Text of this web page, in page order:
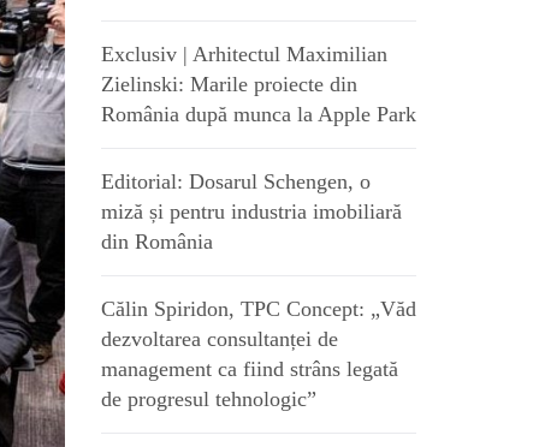
Exclusiv | Arhitectul Maximilian
Zielinski: Marile proiecte din
România după munca la Apple Park
Editorial: Dosarul Schengen, o
miză și pentru industria imobiliară
din România
Călin Spiridon, TPC Concept: „Văd
dezvoltarea consultanței de
management ca fiind strâns legată
de progresul tehnologic”